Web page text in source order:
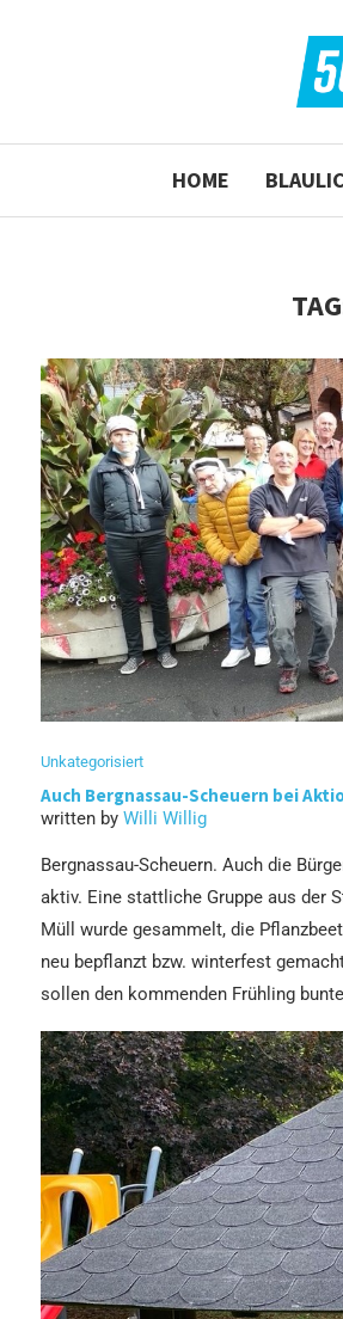
HOME
Unkategorisiert
Auch Bergnassau-Scheuern bei
written by Willi Willig
Bergnassau-Scheuern. Auch die
aktiv. Eine stattliche Gruppe aus der
Müll wurde gesammelt, die
neu bepflanzt bzw. winterfest
sollen den kommenden Frühling